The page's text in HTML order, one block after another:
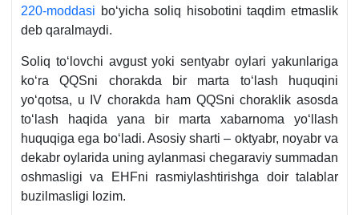
220-moddasi boʻyicha soliq hisobotini taqdim etmaslik
deb qaralmaydi.
Soliq toʻlovchi avgust yoki sentyabr oylari yakunlariga
koʻra QQSni chorakda bir marta toʻlash huquqini
yoʻqotsa, u IV chorakda ham QQSni choraklik asosda
toʻlash haqida yana bir marta хabarnoma yoʻllash
huquqiga ega boʻladi. Asosiy sharti – oktyabr, noyabr va
dekabr oylarida uning aylanmasi chegaraviy summadan
oshmasligi va EHFni rasmiylashtirishga doir talablar
buzilmasligi lozim.